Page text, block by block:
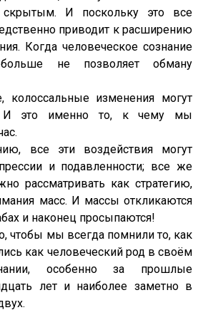
скрытым. И поскольку это все
приводит к расширению
Когда человеческое сознание
не позволяет обману
колоссальные изменения могут
И это именно то, к чему мы
все эти воздействия могут
и подавленности; все же
рассматривать как стратегию,
масс. И массы откликаются
и наконец просыпаются!
чтобы мы всегда помнили то, как
как человеческий род в своём
особенно за прошлые
лет и наиболее заметно в